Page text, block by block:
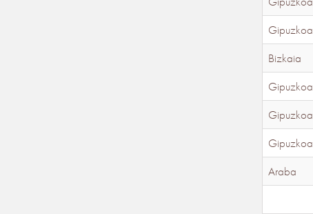
Gipuzkoa
Bizkaia
Gipuzkoa
Gipuzkoa
Gipuzkoa
Araba